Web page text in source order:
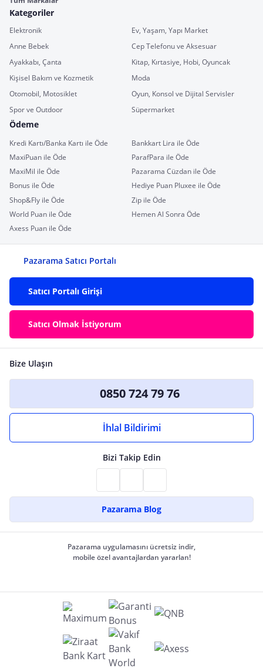
Kategoriler
Elektronik
Ev, Yaşam, Yapı Market
Anne Bebek
Cep Telefonu ve Aksesuar
Ayakkabı, Çanta
Kitap, Kırtasiye, Hobi, Oyuncak
Kişisel Bakım ve Kozmetik
Moda
Otomobil, Motosiklet
Oyun, Konsol ve Dijital Servisler
Spor ve Outdoor
Süpermarket
Ödeme
Kredi Kartı/Banka Kartı ile Öde
Bankkart Lira ile Öde
MaxiPuan ile Öde
ParafPara ile Öde
MaxiMil ile Öde
Pazarama Cüzdan ile Öde
Bonus ile Öde
Hediye Puan Pluxee ile Öde
Shop&Fly ile Öde
Zip ile Öde
World Puan ile Öde
Hemen Al Sonra Öde
Axess Puan ile Öde
Pazarama Satıcı Portalı
Satıcı Portalı Girişi
Satıcı Olmak İstiyorum
Bize Ulaşın
0850 724 79 76
İhlal Bildirimi
Bizi Takip Edin
Pazarama Blog
Pazarama uygulamasını ücretsiz indir,
mobile özel avantajlardan yararlan!